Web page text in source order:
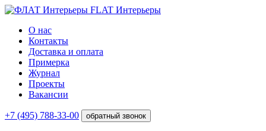
FLAT Интерьеры
О нас
Контакты
Доставка и оплата
Примерка
Журнал
Проекты
Вакансии
+7 (495) 788-33-00 обратный звонок